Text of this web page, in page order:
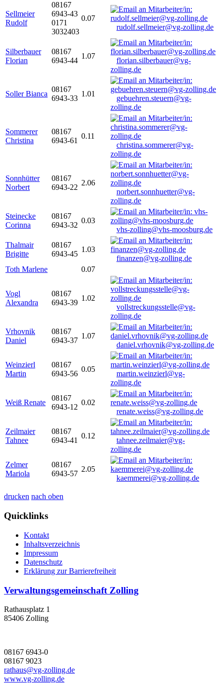
Sellmeier
Rudolf
08167
6943-43
0171
3032403
0.07
rudolf.sellmeier@vg-zolling.de
Silberbauer
Florian
08167
6943-44
1.07
florian.silberbauer@vg-
zolling.de
Soller Bianca
08167
6943-33
1.01
gebuehren.steuern@vg-
zolling.de
Sommerer
Christina
08167
6943-61
0.11
christina.sommerer@vg-
zolling.de
Sonnhütter
Norbert
08167
6943-22
2.06
norbert.sonnhuetter@vg-
zolling.de
Steinecke
Corinna
08167
6943-32
0.03
vhs-zolling@vhs-moosburg.de
Thalmair
Brigitte
08167
6943-45
1.03
finanzen@vg-zolling.de
Toth Marlene
0.07
Vogl
Alexandra
08167
6943-39
1.02
vollstreckungsstelle@vg-
zolling.de
Vrhovnik
Daniel
08167
6943-37
1.07
daniel.vrhovnik@vg-zolling.de
Weinzierl
Martin
08167
6943-56
0.05
martin.weinzierl@vg-
zolling.de
Weiß Renate
08167
6943-12
0.02
renate.weiss@vg-zolling.de
Zeilmaier
Tahnee
08167
6943-41
0.12
tahnee.zeilmaier@vg-
zolling.de
Zelmer
Mariola
08167
6943-57
2.05
kaemmerei@vg-zolling.de
drucken nach oben
Quicklinks
Kontakt
Inhaltsverzeichnis
Impressum
Datenschutz
Erklärung zur Barrierefreiheit
Verwaltungsgemeinschaft Zolling
Rathausplatz 1
85406 Zolling
08167 6943-0
08167 9023
rathaus@vg-zolling.de
www.vg-zolling.de